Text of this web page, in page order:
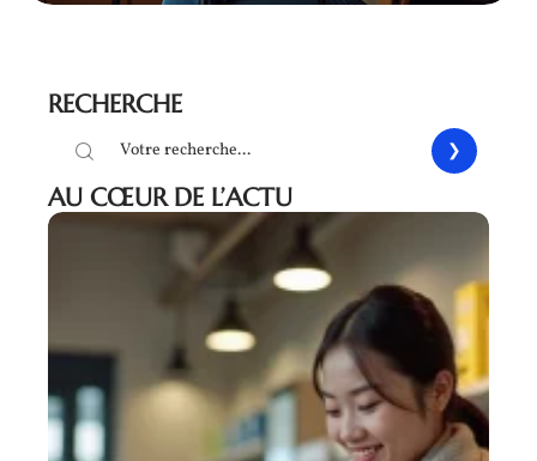
RECHERCHE
AU CŒUR DE L’ACTU